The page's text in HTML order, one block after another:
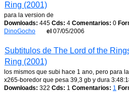
Ring (2001)
para la version de
Downloads: 445 Cds: 4 Comentarios: 0
DinoGocho
el 07/05/2006
Subtitulos de The Lord of the
Ring (2001)
los mismos que subi hace 1 ano, pero para
x265-boredor que pesa 39,3 gb y dura
Downloads: 322 Cds: 1 Comentarios: 1